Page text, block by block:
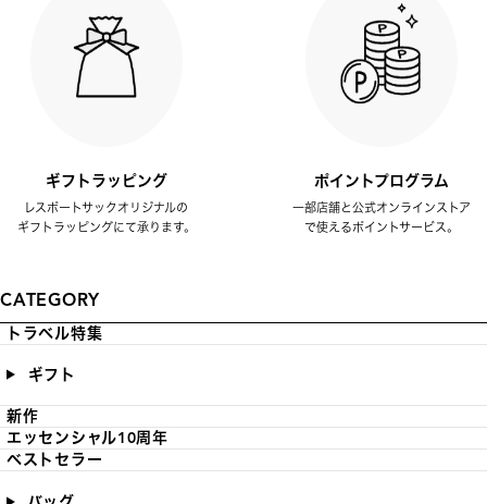
ギフトラッピング
レスポートサックオリジナルの
ギフトラッピングにて承ります。
ポイントプログラム
一部店舗と公式オンラインストア
で使えるポイントサービス。
CATEGORY
トラベル特集
ギフト
新作
エッセンシャル10周年
ベストセラー